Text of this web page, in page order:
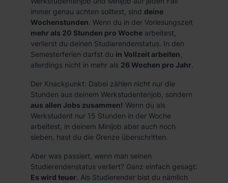
immer genau achten solltest, sind deine
Wochenstunden. Wenn du in der Vorlesungszeit
mehr als 20 Stunden pro Woche arbeitest,
verlierst du deinen Studierendenstatus. In den
Semesterferien darfst du in Vollzeit arbeiten
allerdings nicht in mehr als 26 Wochen pro Jahr.
Der Knackpunkt: Dabei zählen nicht nur die
Stunden aus deinem Werkstudentenjob, sondern
aus allen Jobs zusammen! Wenn du als
Werkstudent nur 15 Stunden in der Woche
arbeitest, in deinem Minijob aber auch noch
sieben, hast du die Grenze überschritten.
Aber was passiert, wenn man seinen
Studierendenstatus verliert? Ganz einfach gesagt:
Es wird teuer. Als Studierender bist du nämlich